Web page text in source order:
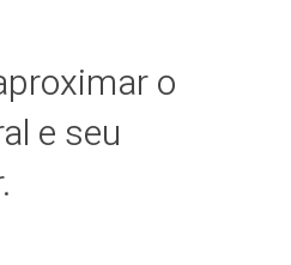
o
e seu